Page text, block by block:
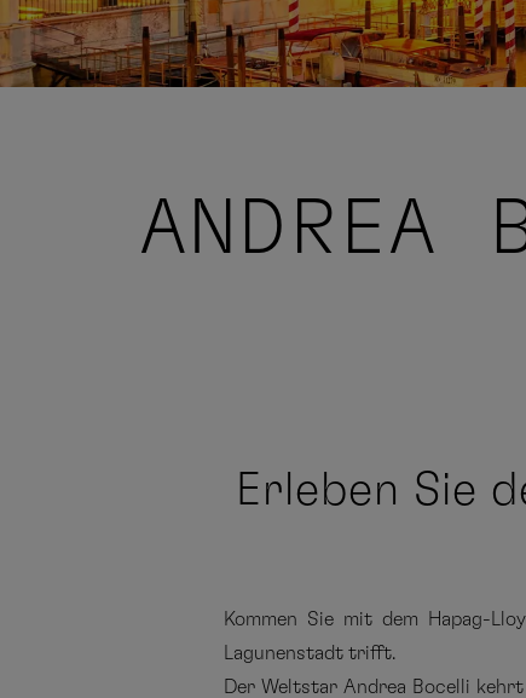
ANDREA
Erleben Sie
Kommen Sie mit dem Hapag-
Lagunenstadt trifft.
Der Weltstar Andrea Bocelli